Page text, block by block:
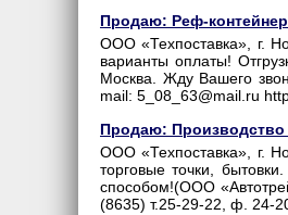
Продаю: Реф-
ООО «Техпоставка», г.
варианты оплаты!
Москва. Жду Вашего
mail: 5_08_63@mail.ru
Продаю:
ООО «Техпоставка», г.
торговые точки,
способом!(ООО
(8635) т.25-29-22, ф. 24-